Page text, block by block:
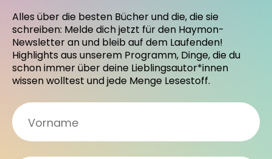
Alles über die besten Bücher und die, die sie
schreiben: Melde dich jetzt für den Haymon-
Newsletter an und bleib auf dem Laufenden!
Highlights aus unserem Programm, Dinge, die du
schon immer über deine Lieblingsautor*innen
wissen wolltest und jede Menge Lesestoff.